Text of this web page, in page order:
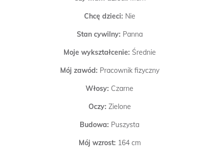
Chcę dzieci: Nie
Stan cywilny: Panna
Moje wykształcenie: Średnie
Mój zawód: Pracownik fizyczny
Włosy: Czarne
Oczy: Zielone
Budowa: Puszysta
Mój wzrost: 164 cm